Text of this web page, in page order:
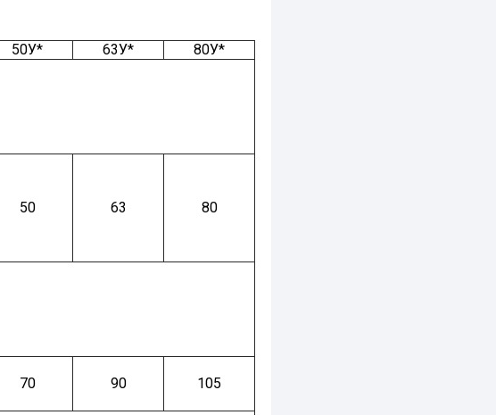
50У* 63У*
80У*
50 63 80
70 90 105